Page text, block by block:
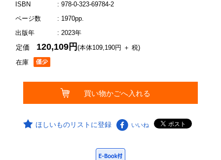
ISBN
: 978-0-323-69784-2
ページ数
: 1970pp.
出版年
: 2023年
在庫
定価 120,109円(本体109,190円 ＋ 税)
ほしいものリストに登録 いいね